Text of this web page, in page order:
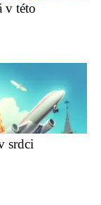
v této
srdci